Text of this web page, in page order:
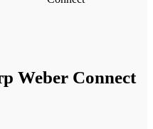
Weber Connect